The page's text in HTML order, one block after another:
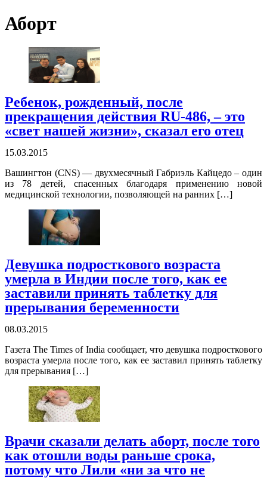
Аборт
Ребенок, рожденный, после
прекращения действия RU-486, – это
«свет нашей жизни», сказал его отец
15.03.2015
Вашингтон (CNS) — двухмесячный Габриэль Кайцедо – один
из 78 детей, спасенных благодаря применению новой
медицинской технологии, позволяющей на ранних […]
Девушка подросткового возраста
умерла в Индии после того, как ее
заставили принять таблетку для
прерывания беременности
08.03.2015
Газета The Times of India сообщает, что девушка подросткового
возраста умерла после того, как ее заставил принять таблетку
для прерывания […]
Врачи сказали делать аборт, после того
как отошли воды раньше срока,
потому что Лили «ни за что не